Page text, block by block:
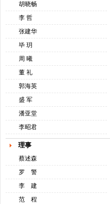
胡晓畅
李 哲
张建华
毕 玥
周 曦
董 礼
郭海英
盛 军
潘亚堂
李昭君
理事
蔡述森
罗 警
李 建
范 程